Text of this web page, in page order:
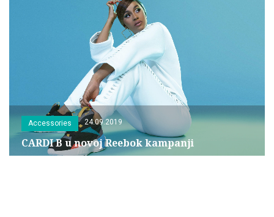
Accessories 24.09.2019
CARDI B u novoj Reebok kampanji